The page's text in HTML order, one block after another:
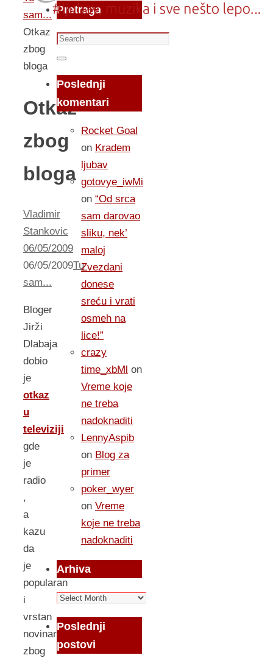
sam...
Otkaz
zbog
bloga
Otkaz
zbog
bloga
Vladimir
Stankovic
06/05/2009
06/05/2009Tu
sam...
Bloger
Jirži
Dlabaja
dobio
je
otkaz
u
televiziji
gde
je
radio
,
a
kazu
da
je
popularan
i
vrstan
novinar,
zbog
Pretraga
Search
for:
Search
Poslednji
komentari
Rocket Goal
on Kradem
ljubav
gotovye_iwMi
on “Od srca
sam darovao
sliku, nek’
maloj
Zvezdani
donese
sreću i vrati
osmeh na
lice!”
crazy
time_xbMl on
Vreme koje
ne treba
nadoknaditi
LennyAspib
on Blog za
primer
poker_wyer
on Vreme
koje ne treba
nadoknaditi
Arhiva
Arhiva
Poslednji
postovi